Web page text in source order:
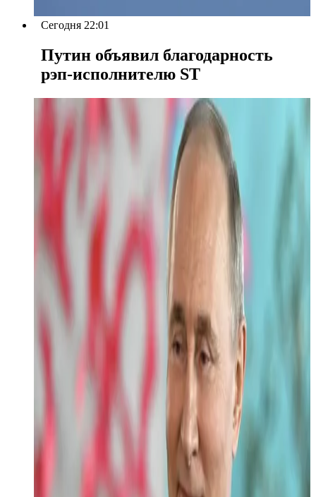
Сегодня 22:01
Путин объявил благодарность
рэп-исполнителю ST